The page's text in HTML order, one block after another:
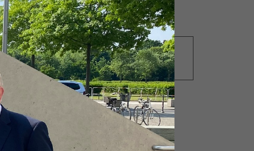
12.12.2018
NEUES AUS DER
PARLAMENTSWOCHE